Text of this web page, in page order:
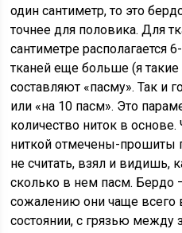
один сантиметр, то это
точнее для половика. Для
сантиметре располагается
тканей еще больше (я
составляют «пасму». Так и
или «на 10 пасм». Это
количество ниток в
ниткой отмечены-прошиты
не считать, взял и видишь,
сколько в нем пасм. Бердо
сожалению они чаще всего
состоянии, с грязью между